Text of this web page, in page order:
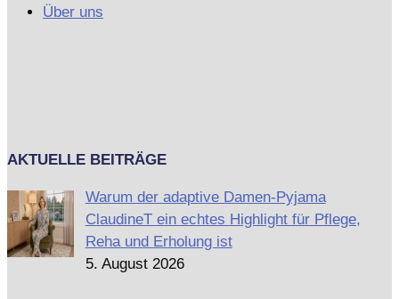
Über uns
AKTUELLE BEITRÄGE
Warum der adaptive Damen-Pyjama
ClaudineT ein echtes Highlight für Pflege,
Reha und Erholung ist
5. August 2026